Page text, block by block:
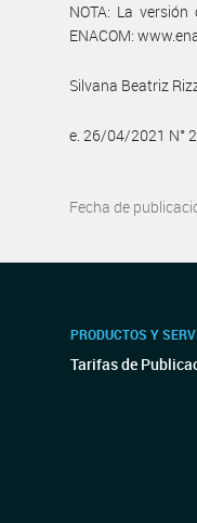
NOTA: La
ENACOM:
Silvana Beatriz
e. 26/04/2021 N°
Fecha de
PRODUCTOS Y
Tarifas de